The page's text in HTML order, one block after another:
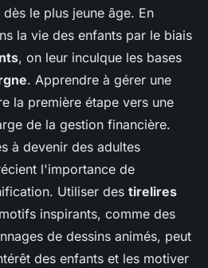
le plus jeune âge. En
la vie des enfants par le biais
, on leur inculque les bases
. Apprendre à gérer une
la première étape vers une
de la gestion financière.
à devenir des adultes
l'importance de
Utiliser des tirelires
inspirants, comme des
de dessins animés, peut
des enfants et les motiver